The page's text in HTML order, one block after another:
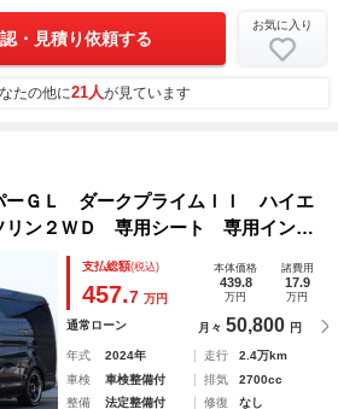
・見積り依頼する
お気に入り
たの他に21人が見ています
ーＧＬ ダークプライムＩＩ ハイエ
ン２ＷＤ 専用シート 専用インパ
ネット ベットキット 車中泊 社外
ポイラー デジタルインナーミラ
支払総額(税込)
457.7 万円
本体価格
439.8
万円
諸費用
17.9
万円
通常ローン 月々 50,800 円
年式 2024年 走行
2.4万km
車検
車検整備付 排気
2700cc
整備
法定整備付 修復
なし